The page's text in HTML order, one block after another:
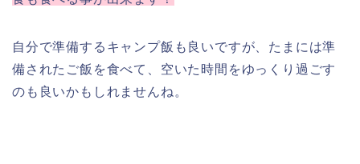
自分で準備するキャンプ飯も良いですが、たまには準
備されたご飯を食べて、空いた時間をゆっくり過ごす
のも良いかもしれませんね。